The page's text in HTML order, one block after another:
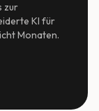
zur
KI für
Monaten.